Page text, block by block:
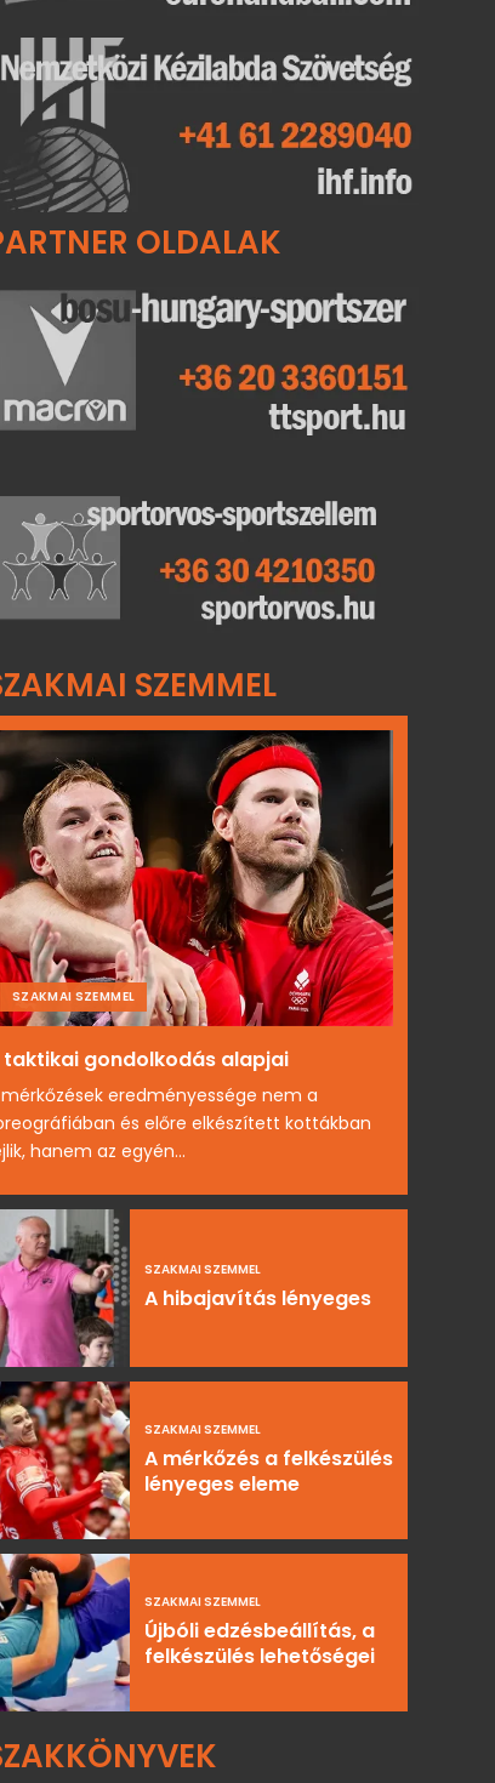
OLDALAK
SZEMMEL
SZAKMAI SZEMMEL
taktikai gondolkodás alapjai
eredményessége nem a
és előre elkészített kottákban
hanem az egyén...
SZAKMAI SZEMMEL
A hibajavítás lényeges
SZAKMAI SZEMMEL
A mérkőzés a felkészülés
lényeges eleme
SZAKMAI SZEMMEL
Újbóli edzésbeállítás, a
felkészülés lehetőségei